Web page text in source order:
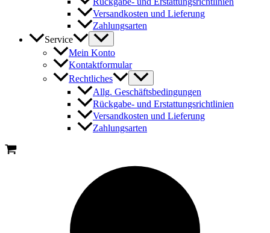
Versandkosten und Lieferung
Zahlungsarten
Service
Mein Konto
Kontaktformular
Rechtliches
Allg. Geschäftsbedingungen
Rückgabe- und Erstattungsrichtlinien
Versandkosten und Lieferung
Zahlungsarten